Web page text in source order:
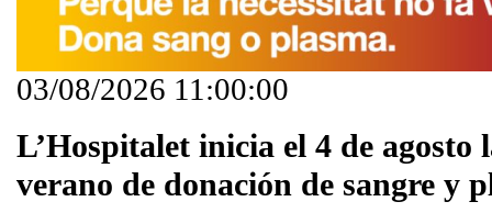
03/08/2026 11:00:00
L’Hospitalet inicia el 4 de agosto
verano de donación de sangre y